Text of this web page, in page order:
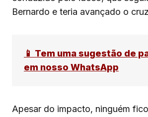
Bernardo e teria avançado o
📱 Tem uma sugestão de
em nosso WhatsApp
Apesar do impacto, ninguém